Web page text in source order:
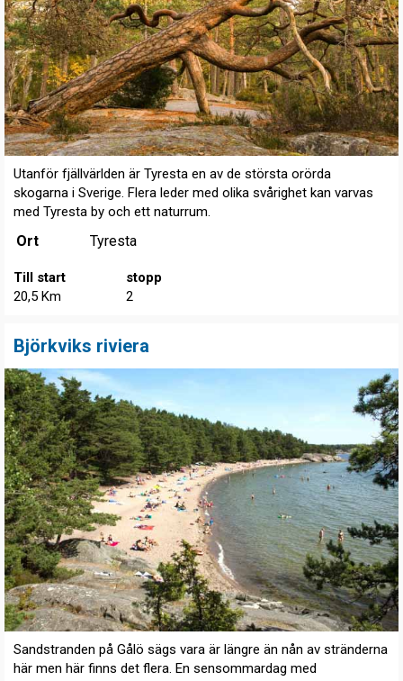
Utanför fjällvärlden är Tyresta en av de största orörda
skogarna i Sverige. Flera leder med olika svårighet kan varvas
med Tyresta by och ett naturrum.
Ort Tyresta
Till start
20,5 Km
stopp
2
Björkviks riviera
Sandstranden på Gålö sägs vara är längre än nån av stränderna
här men här finns det flera. En sensommardag med